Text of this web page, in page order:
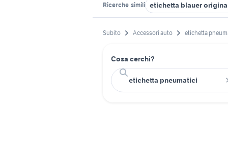
Ricerche simili etichetta blauer
Subito Accessori auto etichetta
Cosa cerchi?